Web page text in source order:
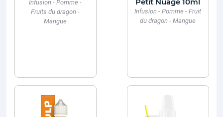
Infusion - Pomme -
Fruits du dragon -
Mangue
Infusion - Pomme - Fruit
du dragon - Mangue